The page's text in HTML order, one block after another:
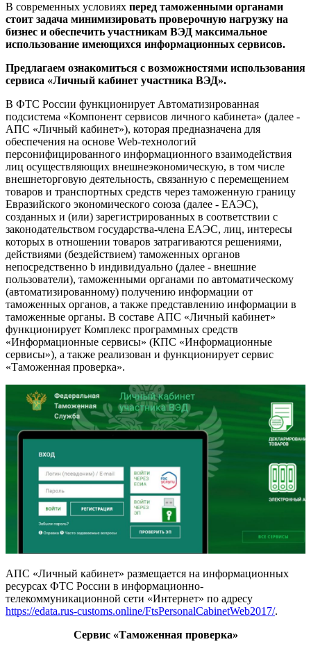
В современных условиях перед таможенными органами
стоит задача минимизировать проверочную нагрузку на
бизнес и обеспечить участникам ВЭД максимальное
использование имеющихся информационных сервисов.
Предлагаем ознакомиться с возможностями использования
сервиса «Личный кабинет участника ВЭД».
В ФТС России функционирует Автоматизированная
подсистема «Компонент сервисов личного кабинета» (далее -
АПС «Личный кабинет»), которая предназначена для
обеспечения на основе Web-технологий
персонифицированного информационного взаимодействия
лиц осуществляющих внешнеэкономическую, в том числе
внешнеторговую деятельность, связанную с перемещением
товаров и транспортных средств через таможенную границу
Евразийского экономического союза (далее - ЕАЭС),
созданных и (или) зарегистрированных в соответствии с
законодательством государства-члена ЕАЭС, лиц, интересы
которых в отношении товаров затрагиваются решениями,
действиями (бездействием) таможенных органов
непосредственно b индивидуально (далее - внешние
пользователи), таможенными органами по автоматическому
(автоматизированному) получению информации от
таможенных органов, а также представлению информации в
таможенные органы. В составе АПС «Личный кабинет»
функционирует Комплекс программных средств
«Информационные сервисы» (КПС «Информационные
сервисы»), а также реализован и функционирует сервис
«Таможенная проверка».
АПС «Личный кабинет» размещается на информационных
ресурсах ФТС России в информационно-
телекоммуникационной сети «Интернет» по адресу
https://edata.rus-customs.online/FtsPersonalCabinetWeb2017/.
Сервис «Таможенная проверка»